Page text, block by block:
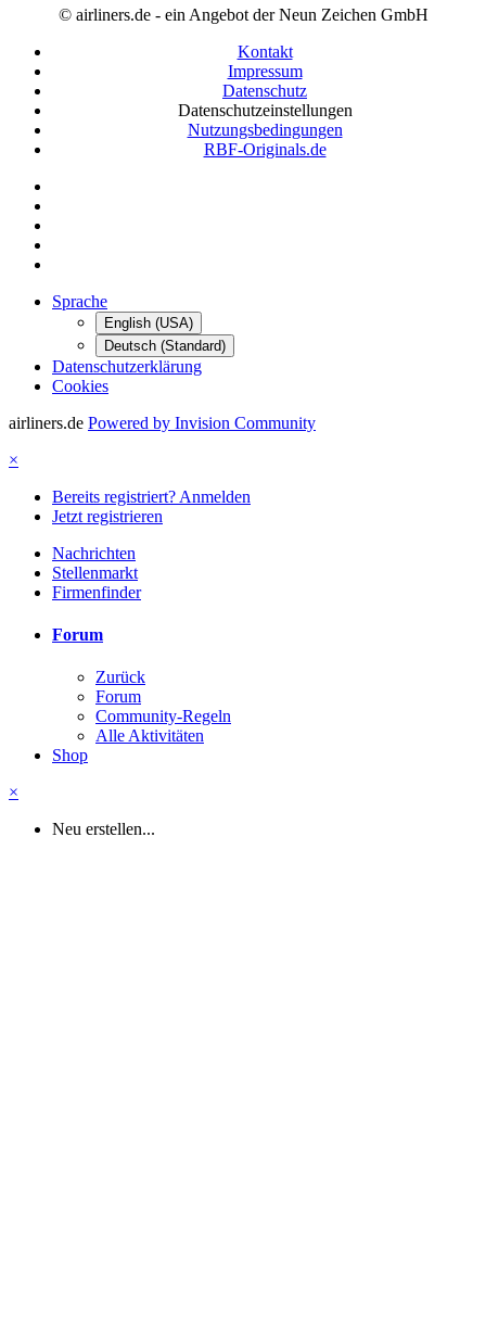
© airliners.de - ein Angebot der Neun Zeichen GmbH
Kontakt
Impressum
Datenschutz
Datenschutzeinstellungen
Nutzungsbedingungen
RBF-Originals.de
Sprache
English (USA)
Deutsch (Standard)
Datenschutzerklärung
Cookies
airliners.de Powered by Invision Community
×
Bereits registriert? Anmelden
Jetzt registrieren
Nachrichten
Stellenmarkt
Firmenfinder
Forum
Zurück
Forum
Community-Regeln
Alle Aktivitäten
Shop
×
Neu erstellen...